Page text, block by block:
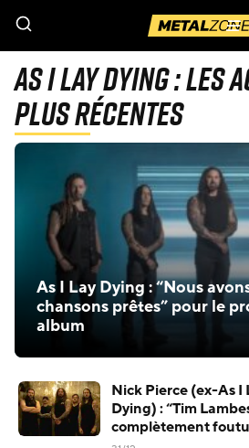
As I Lay Dying : Les
plus récentes
As I Lay Dying : “Nous
chansons prêtes” pour le
album
Nick Pierce (ex-As I
Dying) : “Tim
complètement